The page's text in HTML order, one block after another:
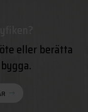
eller berätta